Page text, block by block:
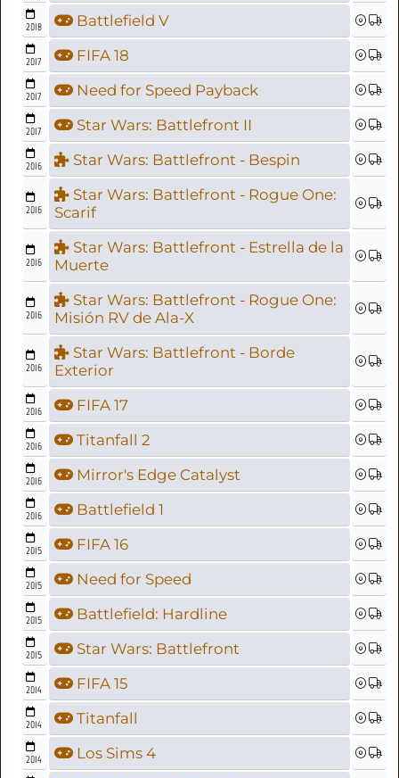
2018 Battlefield V
2017 FIFA 18
2017 Need for Speed Payback
2017 Star Wars: Battlefront II
2016 Star Wars: Battlefront - Bespin
2016
Star Wars: Battlefront - Rogue One:
Scarif
2016
Star Wars: Battlefront - Estrella de la
Muerte
2016
Star Wars: Battlefront - Rogue One:
Misión RV de Ala-X
2016
Star Wars: Battlefront - Borde
Exterior
2016 FIFA 17
2016 Titanfall 2
2016 Mirror's Edge Catalyst
2016 Battlefield 1
2015 FIFA 16
2015 Need for Speed
2015 Battlefield: Hardline
2015 Star Wars: Battlefront
2014 FIFA 15
2014 Titanfall
2014 Los Sims 4